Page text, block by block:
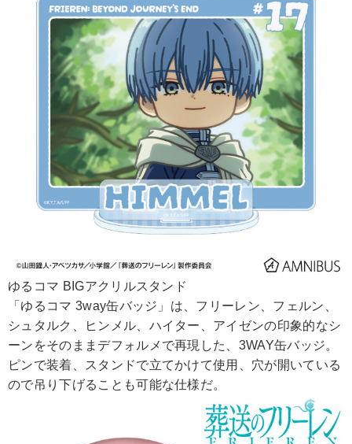
ゆるコマ BIGアクリルスタンド
「ゆるコマ 3way缶バッジ」は、フリーレン、フェルン、
シュタルク、ヒンメル、ハイター、アイゼンの印象的なシ
ーンをそのままデフォルメで再現した、3WAY缶バッジ。
ピンで装着、スタンドで立てかけて使用、穴が開いている
ので吊り下げることも可能な仕様だ。